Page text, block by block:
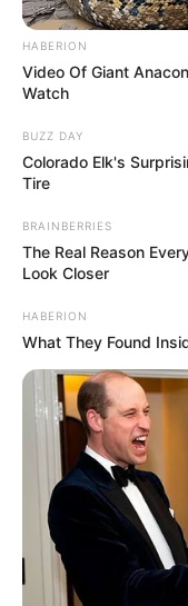
HABERION
Video Of Giant
Watch
BUZZ DAY
Colorado Elk's
Tire
BRAINBERRIES
The Real Reason
Look Closer
HABERION
What They Found